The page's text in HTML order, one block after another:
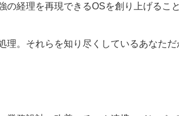
経理を再現できるOSを創り上げるこ
。それらを知り尽くしているあなた